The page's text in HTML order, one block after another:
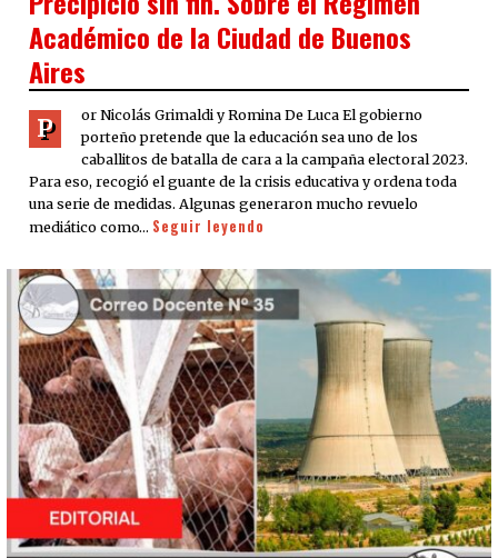
Académico de la Ciudad de Buenos
Aires
P
or Nicolás Grimaldi y Romina De Luca El gobierno
porteño pretende que la educación sea uno de los
caballitos de batalla de cara a la campaña electoral 2023.
Para eso, recogió el guante de la crisis educativa y ordena toda
una serie de medidas. Algunas generaron mucho revuelo
mediático como… Seguir leyendo